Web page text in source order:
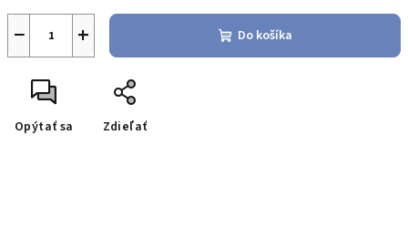
+
− Do košíka
Opýtať sa Zdieľať